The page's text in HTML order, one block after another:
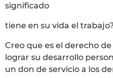
significado
tiene en su vida el trabajo?
Creo que es el derecho
lograr su desarrollo
un don de servicio a los